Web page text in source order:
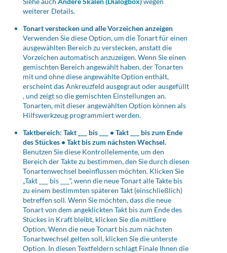
weiterer Details.
Tonart verstecken und alle Vorzeichen anzeigen
Verwenden Sie diese Option, um die Tonart für einen
ausgewählten Bereich zu verstecken, anstatt die
Vorzeichen automatisch anzuzeigen. Wenn Sie einen
gemischten Bereich angewählt haben, der Tonarten
mit und ohne diese angewählte Option enthält,
erscheint das Ankreuzfeld ausgegraut oderausgefüllt
, und zeigt so die gemischten Einstellungen an.
Tonarten, mit dieser angewählten Option können als
Hilfswerkzeug programmiert werden.
Taktbereich: Takt ___ bis ___ • Takt ___ bis zum Ende
des Stückes • Takt bis zum nächsten Wechsel.
Benutzen Sie diese Kontrollelemente, um den
Bereich der Takte zu bestimmen, den Sie durch diesen
Tonartenwechsel beeinflussen möchten. Klicken Sie
„Takt ___ bis ___“, wenn die neue Tonart alle Takte bis
zu einem bestimmten späteren Takt (einschließlich)
betreffen soll. Wenn Sie möchten, dass die neue
Tonart von dem angeklickten Takt bis zum Ende des
Stückes in Kraft bleibt, klicken Sie die mittlere
Option. Wenn die neue Tonart bis zum nächsten
Tonartwechsel gelten soll, klicken Sie die unterste
Option. In diesen Textfeldern schlägt Finale Ihnen die